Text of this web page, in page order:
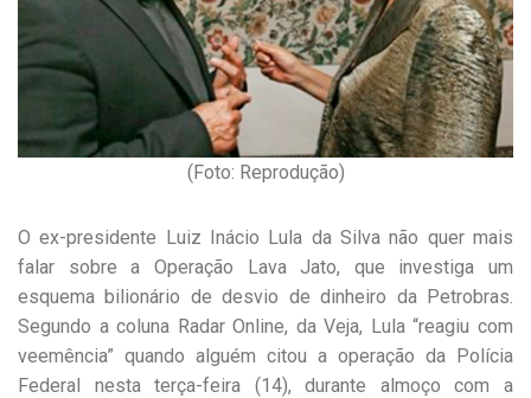
(Foto: Reprodução)
O ex-presidente Luiz Inácio Lula da Silva não quer mais
falar sobre a Operação Lava Jato, que investiga um
esquema bilionário de desvio de dinheiro da Petrobras.
Segundo a coluna Radar Online, da Veja, Lula “reagiu com
veemência” quando alguém citou a operação da Polícia
Federal nesta terça-feira (14), durante almoço com a